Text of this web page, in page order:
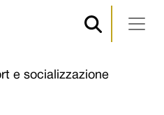
e socializzazione